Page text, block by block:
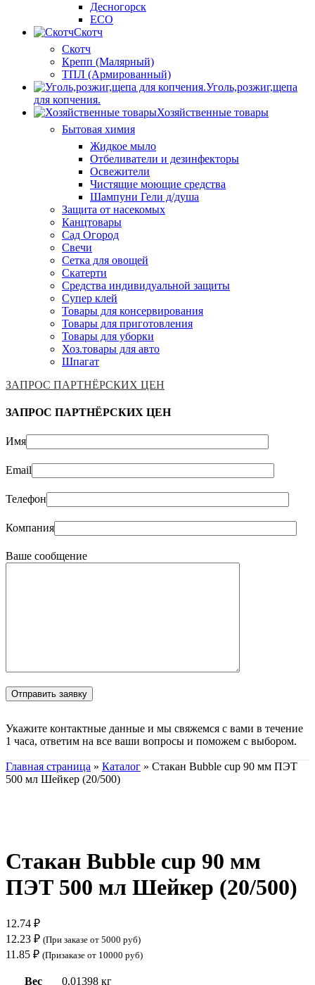
Десногорск
ECO
Скотч
Скотч
Крепп (Малярный)
ТПЛ (Армированный)
Уголь,розжиг,щепа
для копчения.
Хозяйственные товары
Бытовая химия
Жидкое мыло
Отбеливатели и дезинфекторы
Освежители
Чистящие моющие средства
Шампуни Гели д/душа
Защита от насекомых
Канцтовары
Сад Огород
Свечи
Сетка для овощей
Скатерти
Средства индивидуальной защиты
Супер клей
Товары для консервирования
Товары для приготовления
Товары для уборки
Хоз.товары для авто
Шпагат
ЗАПРОС ПАРТНЁРСКИХ ЦЕН
ЗАПРОС ПАРТНЁРСКИХ ЦЕН
Имя
Email
Телефон
Компания
Ваше сообщение
Укажите контактные данные и мы свяжемся с вами в течение
1 часа, ответим на все ваши вопросы и поможем с выбором.
Главная страница » Каталог » Стакан Bubble cup 90 мм ПЭТ
500 мл Шейкер (20/500)
Стакан Bubble cup 90 мм
ПЭТ 500 мл Шейкер (20/500)
12.74 ₽
12.23 ₽ (При заказе от 5000 руб)
11.85 ₽ (Призаказе от 10000 руб)
Вес 0.01398 кг